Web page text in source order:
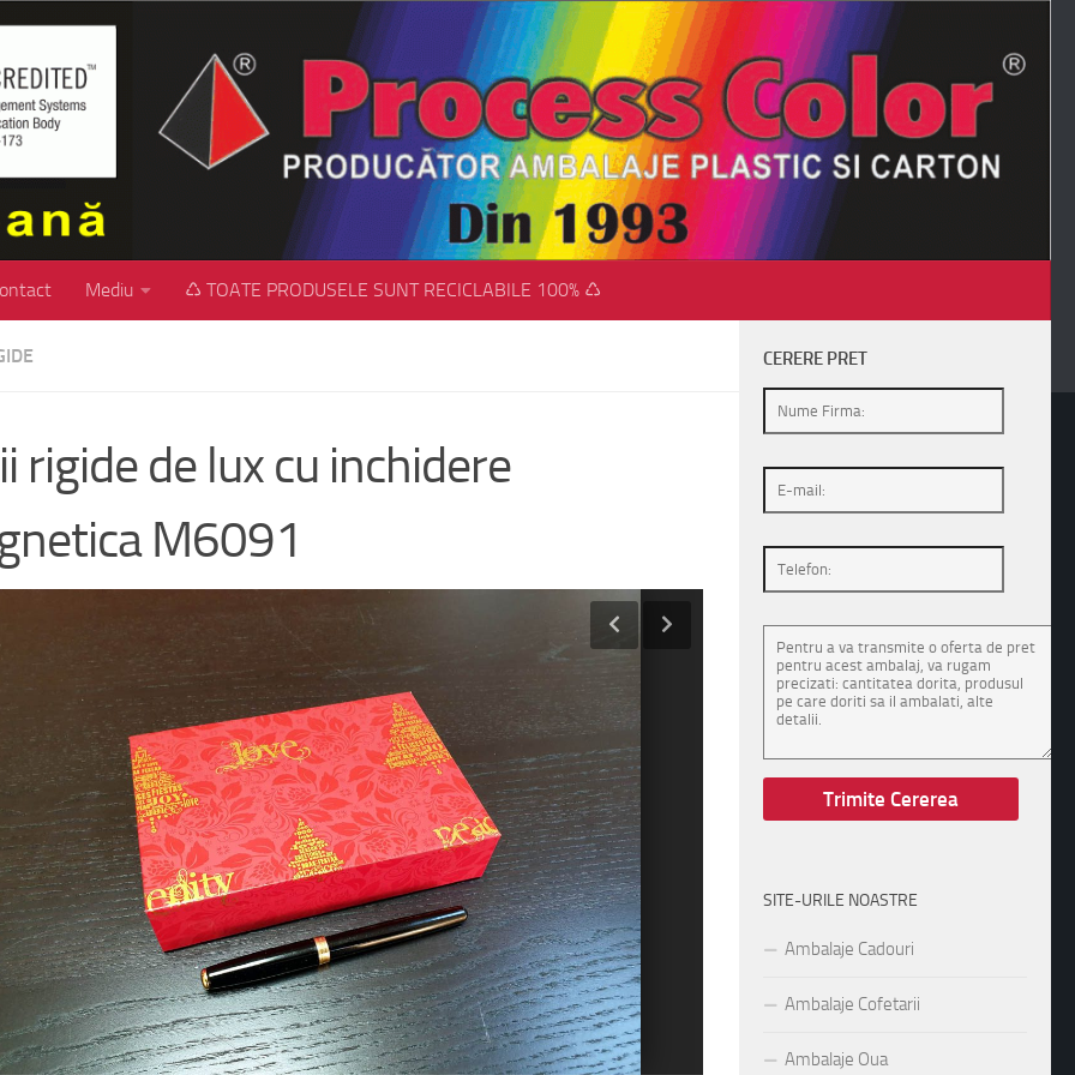
Mediu ♺ TOATE PRODUSELE SUNT RECICLABILE 100% ♺
rigide de lux cu inchidere
M6091
CERERE PRET
SITE-URILE NOASTRE
Ambalaje Cadouri
Ambalaje Cofetarii
Ambalaje Oua